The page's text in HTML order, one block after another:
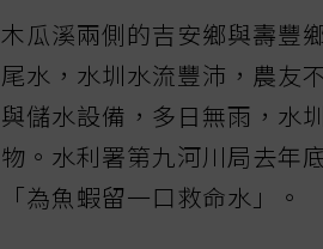
木瓜溪兩側的吉安鄉與壽豐
尾水，水圳水流豐沛，農友
與儲水設備，多日無雨，水
物。水利署第九河川局去年
「為魚蝦留一口救命水」。